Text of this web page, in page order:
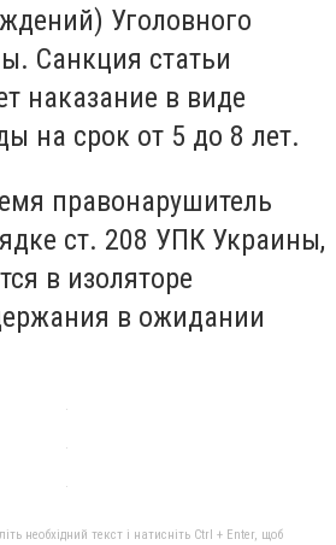
Уголовного
Санкция статьи
наказание в виде
на срок от 5 до 8 лет.
правонарушитель
ст. 208 УПК Украины,
в изоляторе
в ожидании
необхідний текст і натисніть Ctrl + Enter, щоб